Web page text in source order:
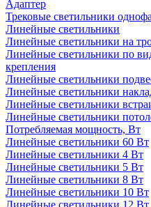
Адаптер
Трековые светильники
Линейные светильники
Линейные светильники на
Линейные светильники по
крепления
Линейные светильники
Линейные светильники
Линейные светильники
Линейные светильники
Потребляемая мощность, Вт
Линейные светильники 60 Вт
Линейные светильники 4 Вт
Линейные светильники 5 Вт
Линейные светильники 8 Вт
Линейные светильники 10 Вт
Линейные светильники 12 Вт